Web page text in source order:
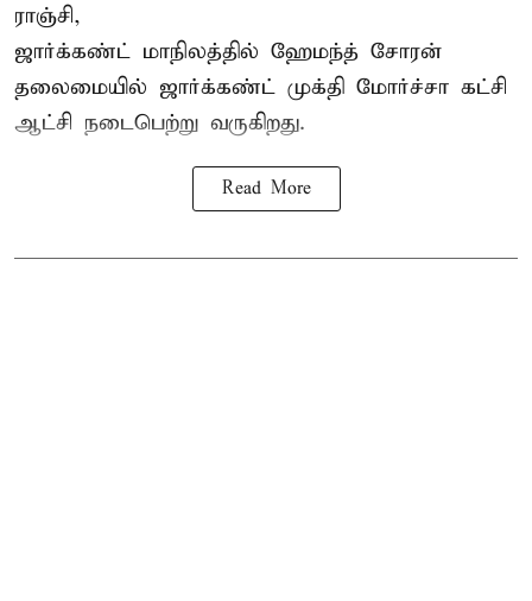
ராஞ்சி,
ஜார்க்கண்ட் மாநிலத்தில் ஹேமந்த் சோரன்
தலைமையில் ஜார்க்கண்ட் முக்தி மோர்ச்சா கட்சி
ஆட்சி நடைபெற்று வருகிறது.
Read More